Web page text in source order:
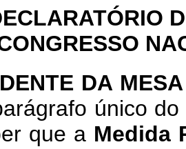
DA
único
que a Medida